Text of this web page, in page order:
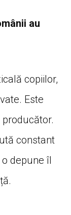
au
copiilor,
Este
constant
depune îl